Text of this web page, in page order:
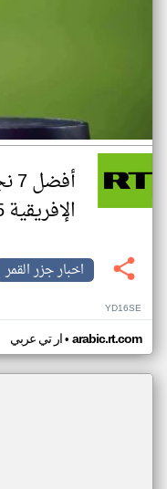
الإفريقية 2025
اخبار جزر القمر
YD16SE
ار تي عربي• arabic.rt.com